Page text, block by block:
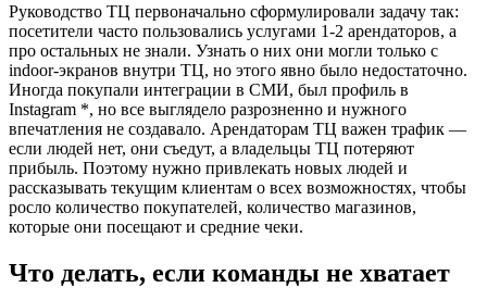
Руководство ТЦ первоначально сформулировали задачу так:
посетители часто пользовались услугами 1-2 арендаторов, а
про остальных не знали. Узнать о них они могли только с
indoor-экранов внутри ТЦ, но этого явно было недостаточно.
Иногда покупали интеграции в СМИ, был профиль в
Instagram *, но все выглядело разрозненно и нужного
впечатления не создавало. Арендаторам ТЦ важен трафик —
если людей нет, они съедут, а владельцы ТЦ потеряют
прибыль. Поэтому нужно привлекать новых людей и
рассказывать текущим клиентам о всех возможностях, чтобы
росло количество покупателей, количество магазинов,
которые они посещают и средние чеки.
Что делать, если команды не хватает